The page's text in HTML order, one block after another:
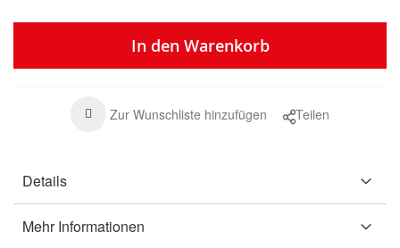
In den Warenkorb
Zur Wunschliste hinzufügen Teilen
Details
Mehr Informationen